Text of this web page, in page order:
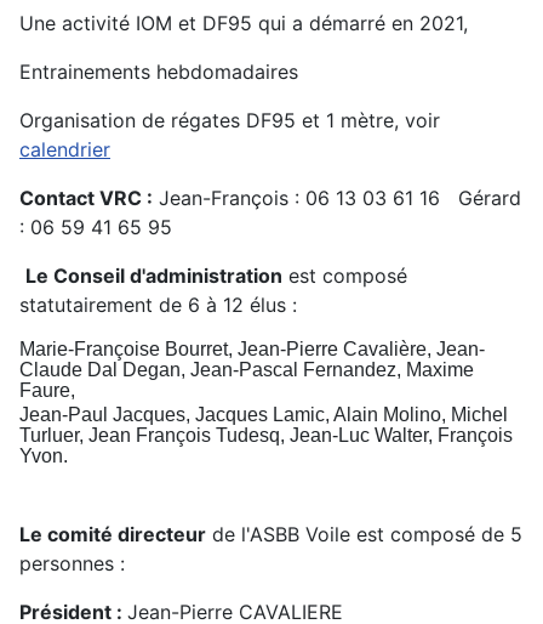
Une activité IOM et DF95 qui a démarré en 2021,
Entrainements hebdomadaires
Organisation de régates DF95 et 1 mètre, voir
calendrier
Contact VRC : Jean-François : 06 13 03 61 16 Gérard
: 06 59 41 65 95
Le Conseil d'administration est composé
statutairement de 6 à 12 élus :
Marie-Françoise Bourret, Jean-Pierre Cavalière, Jean-
Claude Dal Degan, Jean-Pascal Fernandez, Maxime
Faure,
Jean-Paul Jacques, Jacques Lamic, Alain Molino, Michel
Turluer, Jean François Tudesq, Jean-Luc Walter, François
Yvon.
Le comité directeur de l'ASBB Voile est composé de 5
personnes :
Président : Jean-Pierre CAVALIERE